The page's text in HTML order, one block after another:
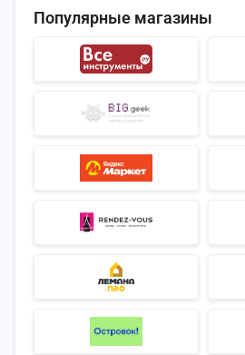
Популярные магазины